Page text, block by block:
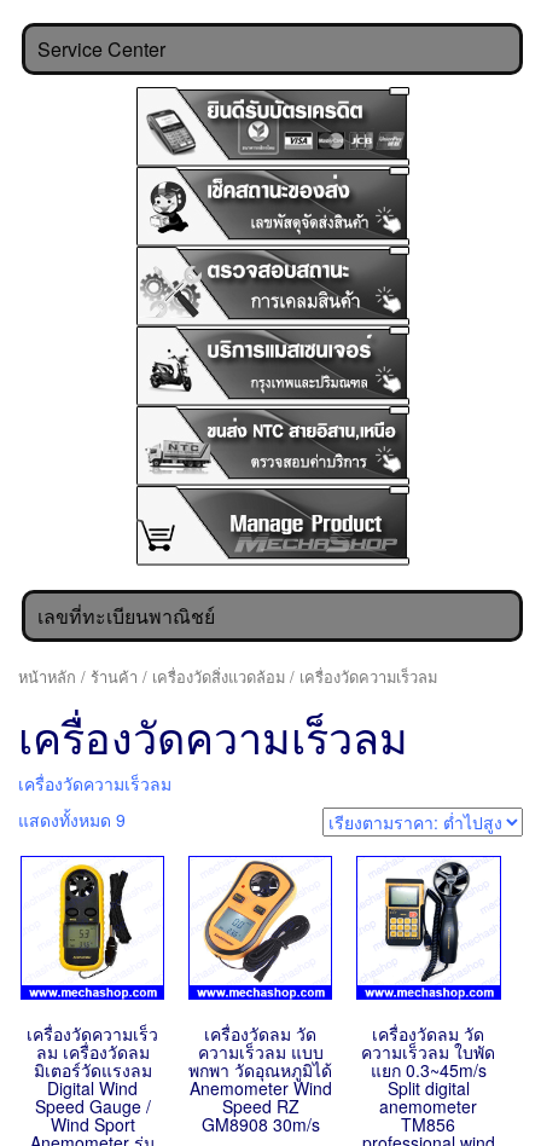
Service Center
เลขที่ทะเบียนพาณิชย์
หน้าหลัก / ร้านค้า / เครื่องวัดสิ่งแวดล้อม / เครื่องวัดความเร็วลม
เครื่องวัดความเร็วลม
เครื่องวัดความเร็วลม
แสดงทั้งหมด 9
เครื่องวัดความเร็ว
ลม เครื่องวัดลม
มิเตอร์วัดแรงลม
Digital Wind
Speed Gauge /
Wind Sport
เครื่องวัดลม วัด
ความเร็วลม แบบ
พกพา วัดอุณหภูมิได้
Anemometer Wind
Speed RZ
GM8908 30m/s
เครื่องวัดลม วัด
ความเร็วลม ใบพัด
แยก 0.3~45m/s
Split digital
anemometer
TM856